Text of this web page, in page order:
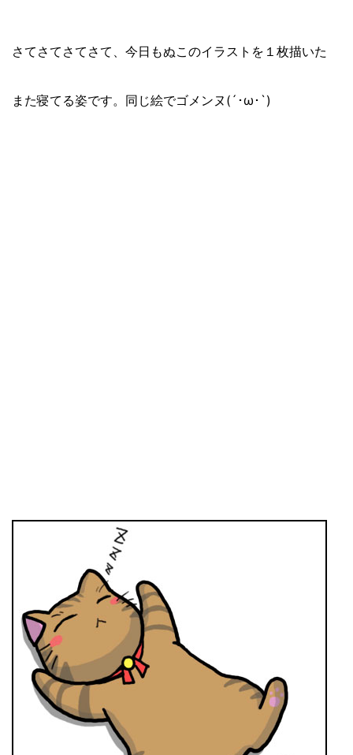
さてさてさてさて、今日もぬこのイラストを１枚描いた
また寝てる姿です。同じ絵でゴメンヌ(´･ω･`)